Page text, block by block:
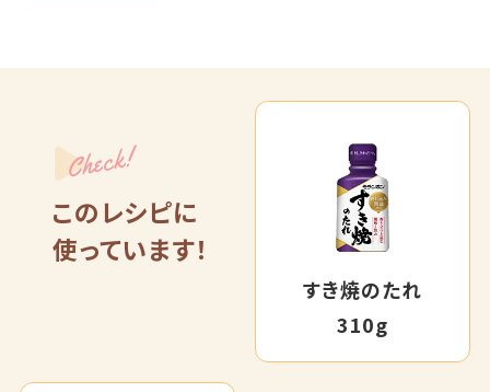
Check!
このレシピに
使っています！
すき焼のたれ
310g